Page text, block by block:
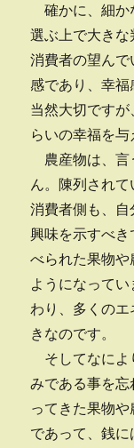
確かに、細か
選ぶ上で大きな
消費者の望ん
感であり、幸
当然大切ですが
らいの幸福を与
農産物は、言
ん。陳列されて
消費者側も、
興味を示すべ
べられた果物
ようになって
わり、多くの
きなのです。
そしてなによ
みである事を
ってきた果物
であって、銭